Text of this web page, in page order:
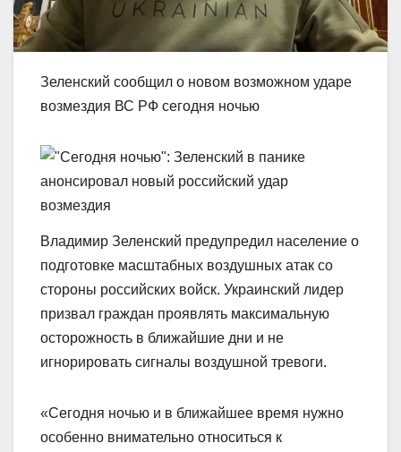
Зеленский сообщил о новом возможном ударе
возмездия ВС РФ сегодня ночью
Владимир Зеленский предупредил население о
подготовке масштабных воздушных атак со
стороны российских войск. Украинский лидер
призвал граждан проявлять максимальную
осторожность в ближайшие дни и не
игнорировать сигналы воздушной тревоги.
«Сегодня ночью и в ближайшее время нужно
особенно внимательно относиться к